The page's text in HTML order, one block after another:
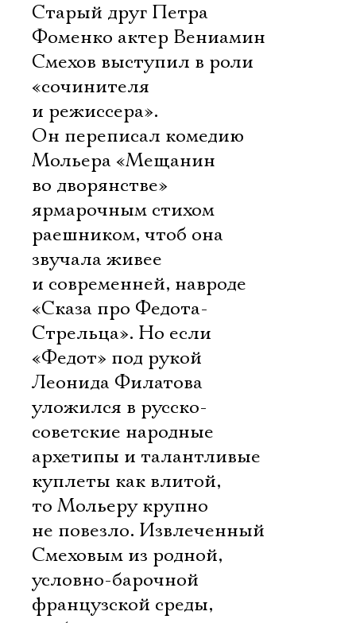
Старый друг Петра
Фоменко актер Вениамин
Смехов выступил в роли
«сочинителя
и режиссера».
Он переписал комедию
Мольера «Мещанин
во дворянстве»
ярмарочным стихом 
раешником, чтоб она
звучала живее
и современней, навроде
«Сказа про Федота-
Стрельца». Но если
«Федот» под рукой
Леонида Филатова
уложился в русско-
советские народные
архетипы и талантливые
куплеты как влитой,
то Мольеру крупно
не повезло. Извлеченный
Смеховым из родной,
условно-барочной
французской среды,